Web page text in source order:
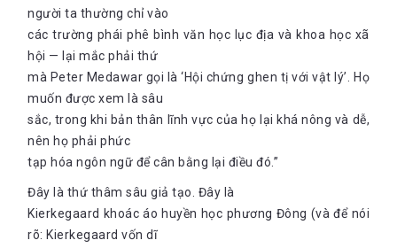
người ta thường chỉ vào
các trường phái phê bình văn học lục địa và khoa học xã
hội — lại mắc phải thứ
mà Peter Medawar gọi là ‘Hội chứng ghen tị với vật lý’. Họ
muốn được xem là sâu
sắc, trong khi bản thân lĩnh vực của họ lại khá nông và dễ,
nên họ phải phức
tạp hóa ngôn ngữ để cân bằng lại điều đó.”
Đây là thứ thâm sâu giả tạo. Đây là
Kierkegaard khoác áo huyền học phương Đông (và để nói
rõ: Kierkegaard vốn dĩ